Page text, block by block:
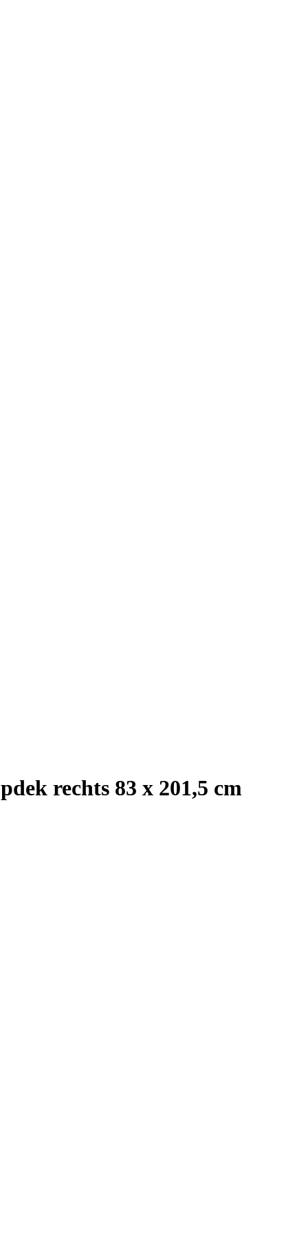
rechts 83 x 201,5 cm